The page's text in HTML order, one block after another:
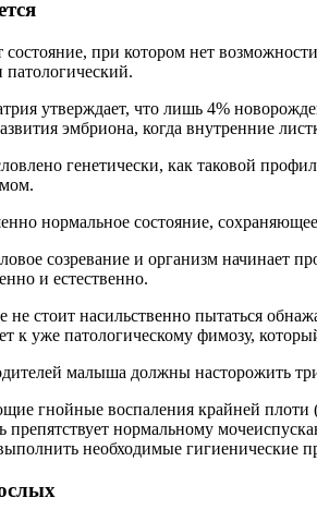
при котором нет
утверждает, что лишь 4%
эмбриона, когда внутренние
генетически, как таковой
нормальное состояние,
созревание и организм начинает
и естественно.
не стоит насильственно пытаться
к уже патологическому фимозу,
малыша должны насторожить
гнойные воспаления крайней плоти
препятствует нормальному
необходимые гигиенические